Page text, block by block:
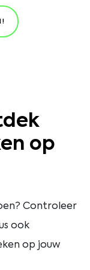
op
Controleer
ook
op jouw